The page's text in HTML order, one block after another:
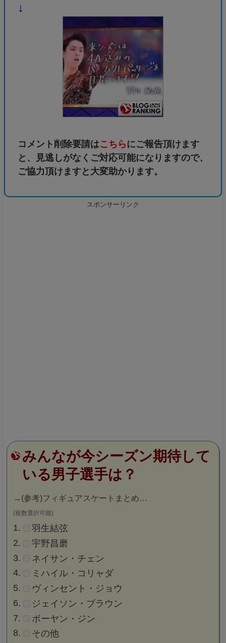
↓
コメント削除要請はこちら にご報告頂けます
と、見逃しがなくご対応可能になりますので、
ご協力頂けますと大変助かります。
スポンサーリンク
みんなが今シーズン期待して
いる男子選手は？
→ (参考)フィギュアスケートまとめ…
(複数選択可能)
羽生結弦
宇野昌磨
ネイサン・チェン
ミハイル・コリャダ
ヴィンセント・ジョウ
ジェイソン・ブラウン
ボーヤン・ジン
その他